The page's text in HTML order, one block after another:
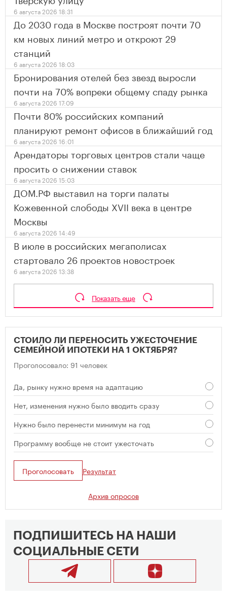
6 августа 2026 18:31
До 2030 года в Москве построят почти 70
км новых линий метро и откроют 29
станций
6 августа 2026 18:03
Бронирования отелей без звезд выросли
почти на 70% вопреки общему спаду рынка
6 августа 2026 17:09
Почти 80% российских компаний
планируют ремонт офисов в ближайший год
6 августа 2026 16:01
Арендаторы торговых центров стали чаще
просить о снижении ставок
6 августа 2026 15:03
ДОМ.РФ выставил на торги палаты
Кожевенной слободы XVII века в центре
Москвы
6 августа 2026 14:49
В июле в российских мегаполисах
стартовало 26 проектов новостроек
6 августа 2026 13:38
Показать еще
СТОИЛО ЛИ ПЕРЕНОСИТЬ УЖЕСТОЧЕНИЕ
СЕМЕЙНОЙ ИПОТЕКИ НА 1 ОКТЯБРЯ?
Проголосовало: 91 человек
Да, рынку нужно время на адаптацию
Нет, изменения нужно было вводить сразу
Нужно было перенести минимум на год
Программу вообще не стоит ужесточать
Проголосовать Результат
Архив опросов
ПОДПИШИТЕСЬ НА НАШИ
СОЦИАЛЬНЫЕ СЕТИ